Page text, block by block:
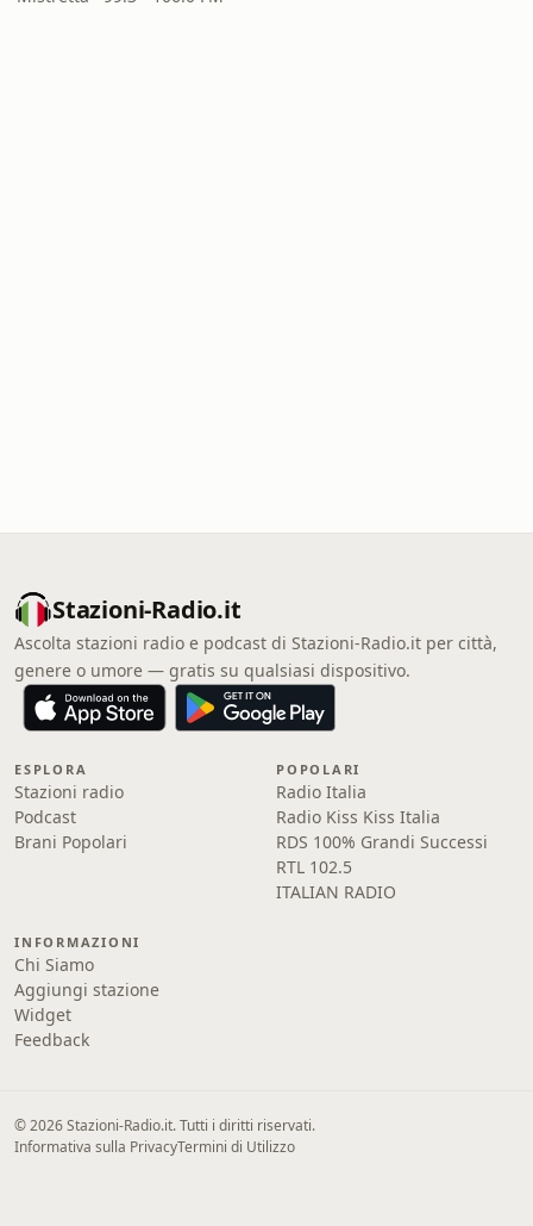
Stazioni-Radio.it
Ascolta stazioni radio e podcast di Stazioni-Radio.it per città,
genere o umore — gratis su qualsiasi dispositivo.
ESPLORA
Stazioni radio
Podcast
Brani Popolari
POPOLARI
Radio Italia
Radio Kiss Kiss Italia
RDS 100% Grandi Successi
RTL 102.5
ITALIAN RADIO
INFORMAZIONI
Chi Siamo
Aggiungi stazione
Widget
Feedback
© 2026 Stazioni-Radio.it. Tutti i diritti riservati.
Informativa sulla PrivacyTermini di Utilizzo